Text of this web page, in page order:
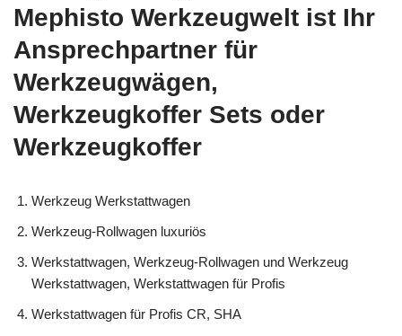
Mephisto Werkzeugwelt ist Ihr
Ansprechpartner für
Werkzeugwägen,
Werkzeugkoffer Sets oder
Werkzeugkoffer
Werkzeug Werkstattwagen
Werkzeug-Rollwagen luxuriös
Werkstattwagen, Werkzeug-Rollwagen und Werkzeug
Werkstattwagen, Werkstattwagen für Profis
Werkstattwagen für Profis CR, SHA